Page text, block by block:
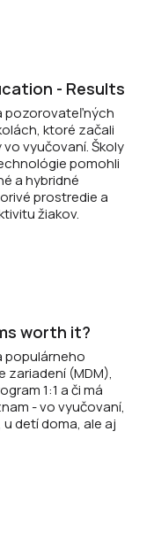
- Results
pozorovateľných
ktoré začali
vyučovaní. Školy
pomohli
a hybridné
prostredie a
žiakov.
worth it?
populárneho
zariadení (MDM),
1:1 a či má
- vo vyučovaní,
detí doma, ale aj